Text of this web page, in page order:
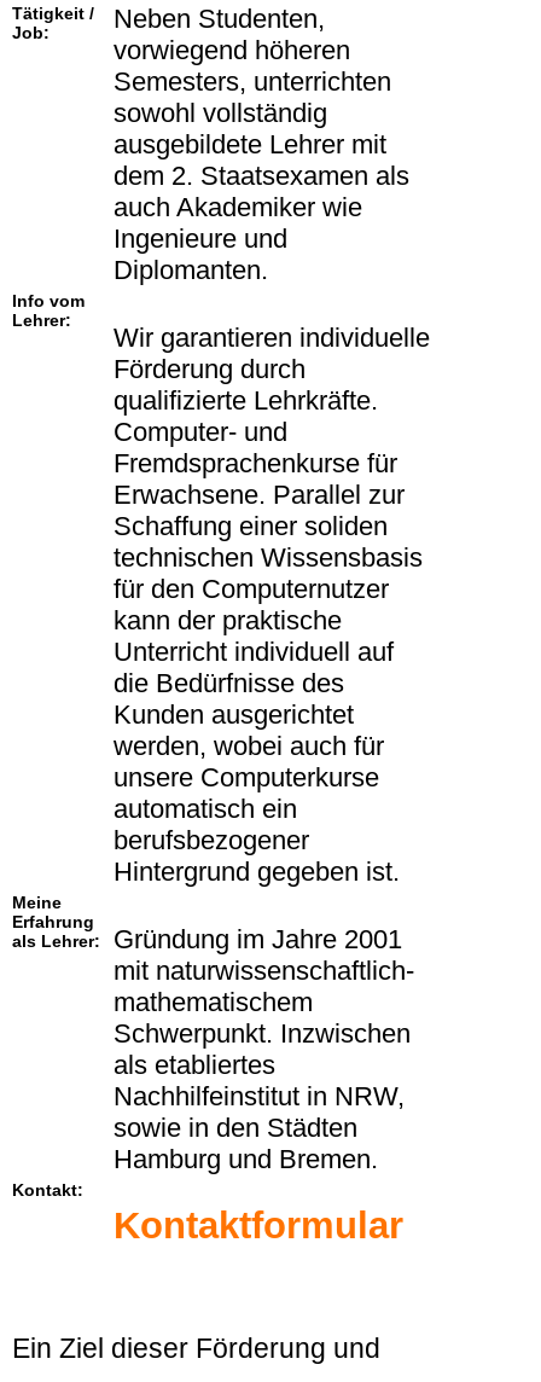
Tätigkeit /
Job:
Neben Studenten,
vorwiegend höheren
Semesters, unterrichten
sowohl vollständig
ausgebildete Lehrer mit
dem 2. Staatsexamen als
auch Akademiker wie
Ingenieure und
Diplomanten.
Info vom
Lehrer:
Wir garantieren individuelle
Förderung durch
qualifizierte Lehrkräfte.
Computer- und
Fremdsprachenkurse für
Erwachsene. Parallel zur
Schaffung einer soliden
technischen Wissensbasis
für den Computernutzer
kann der praktische
Unterricht individuell auf
die Bedürfnisse des
Kunden ausgerichtet
werden, wobei auch für
unsere Computerkurse
automatisch ein
berufsbezogener
Hintergrund gegeben ist.
Meine
Erfahrung
als Lehrer:
Gründung im Jahre 2001
mit naturwissenschaftlich-
mathematischem
Schwerpunkt. Inzwischen
als etabliertes
Nachhilfeinstitut in NRW,
sowie in den Städten
Hamburg und Bremen.
Kontakt:
Kontaktformular
Ein Ziel dieser Förderung und